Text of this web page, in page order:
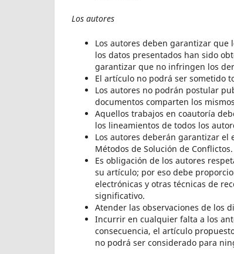
Los autores
Los autores deben garantizar
los datos presentados han sido
garantizar que no infringen los
El artículo no podrá ser sometido
Los autores no podrán postular
documentos comparten los
Aquellos trabajos en coautoría
los lineamientos de todos los
Los autores deberán garantizar el
Métodos de Solución de Conflictos.
Es obligación de los autores
su artículo; por eso debe
electrónicas y otras técnicas de
significativo.
Atender las observaciones de los
Incurrir en cualquier falta a los
consecuencia, el artículo
no podrá ser considerado para